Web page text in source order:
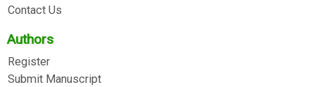
Contact Us
Authors
Register
Submit Manuscript